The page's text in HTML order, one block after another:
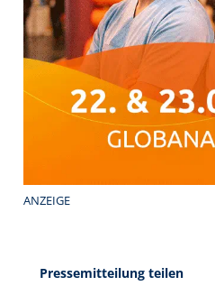
ANZEIGE
Pressemitteilung teilen